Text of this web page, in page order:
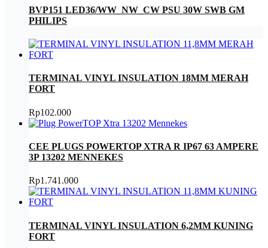
BVP151 LED36/WW_NW_CW PSU 30W SWB GM
PHILIPS
TERMINAL VINYL INSULATION 18MM MERAH
FORT
Rp102.000
CEE PLUGS POWERTOP XTRA R IP67 63 AMPERE
3P 13202 MENNEKES
Rp1.741.000
TERMINAL VINYL INSULATION 6,2MM KUNING
FORT